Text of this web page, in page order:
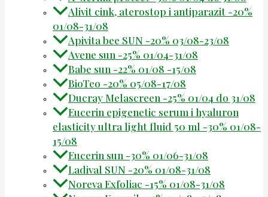
Alivit cink, aterostop i antiparazit -20%
01/08-31/08
Apivita bee SUN -20% 03/08-23/08
Avene sun -25% 01/04-31/08
Babe sun -22% 01/08 -15/08
BioTeo -20% 05/08-17/08
Ducray Melascreen -25% 01/04 do 31/08
Eucerin epigenetic serum i hyaluron
elasticity ultra light fluid 50 ml -30% 01/08-
15/08
Eucerin sun -30% 01/06-31/08
Ladival SUN -20% 01/08-31/08
Noreva Exfoliac -15% 01/08-31/08